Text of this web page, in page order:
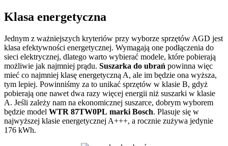
Klasa energetyczna
Jednym z ważniejszych kryteriów przy wyborze sprzętów AGD jest
klasa efektywności energetycznej. Wymagają one podłączenia do
sieci elektrycznej, dlatego warto wybierać modele, które pobierają
możliwie jak najmniej prądu. Suszarka do ubrań powinna więc
mieć co najmniej klasę energetyczną A, ale im będzie ona wyższa,
tym lepiej. Powinniśmy za to unikać sprzętów w klasie B, gdyż
pobierają one nawet dwa razy więcej energii niż suszarki w klasie
A. Jeśli zależy nam na ekonomicznej suszarce, dobrym wyborem
będzie model WTR 87TW0PL marki Bosch. Plasuje się w
najwyższej klasie energetycznej A+++, a rocznie zużywa jedynie
176 kWh.